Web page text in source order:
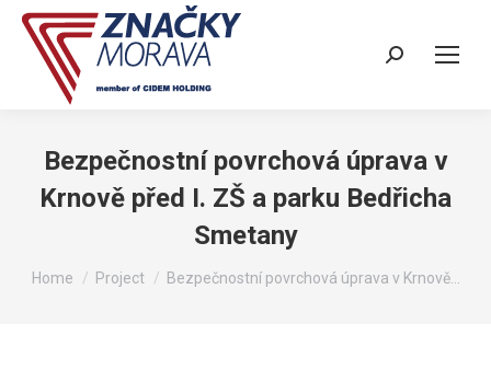
Search:
Bezpečnostní povrchová úprava v
Krnově před I. ZŠ a parku Bedřicha
Smetany
You are here:
Home Project Bezpečnostní povrchová úprava v Krnově…